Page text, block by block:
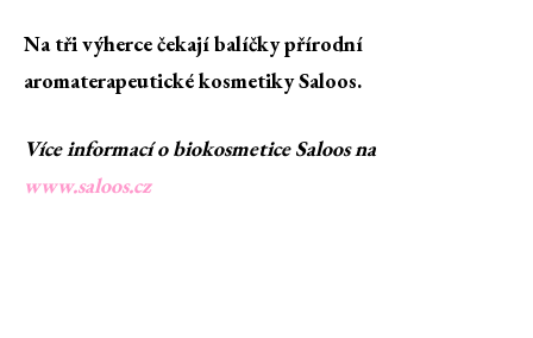
Na tři výherce čekají balíčky přírodní
aromaterapeutické kosmetiky Saloos.
Více informací o biokosmetice Saloos na
www.saloos.cz